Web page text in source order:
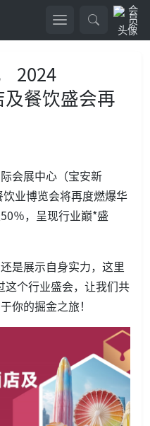
2024
及餐饮盛会再
会展中心（宝安新
业博览会将再度燃爆华
％，呈现行业巅*盛
是展示自身实力，这里
个行业盛会，让我们共
你的掘金之旅！